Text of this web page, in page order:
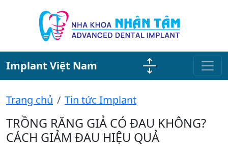
Implant Việt Nam
Trang chủ Tin tức Implant
TRỒNG RĂNG GIẢ CÓ ĐAU KHÔNG?
CÁCH GIẢM ĐAU HIỆU QUẢ